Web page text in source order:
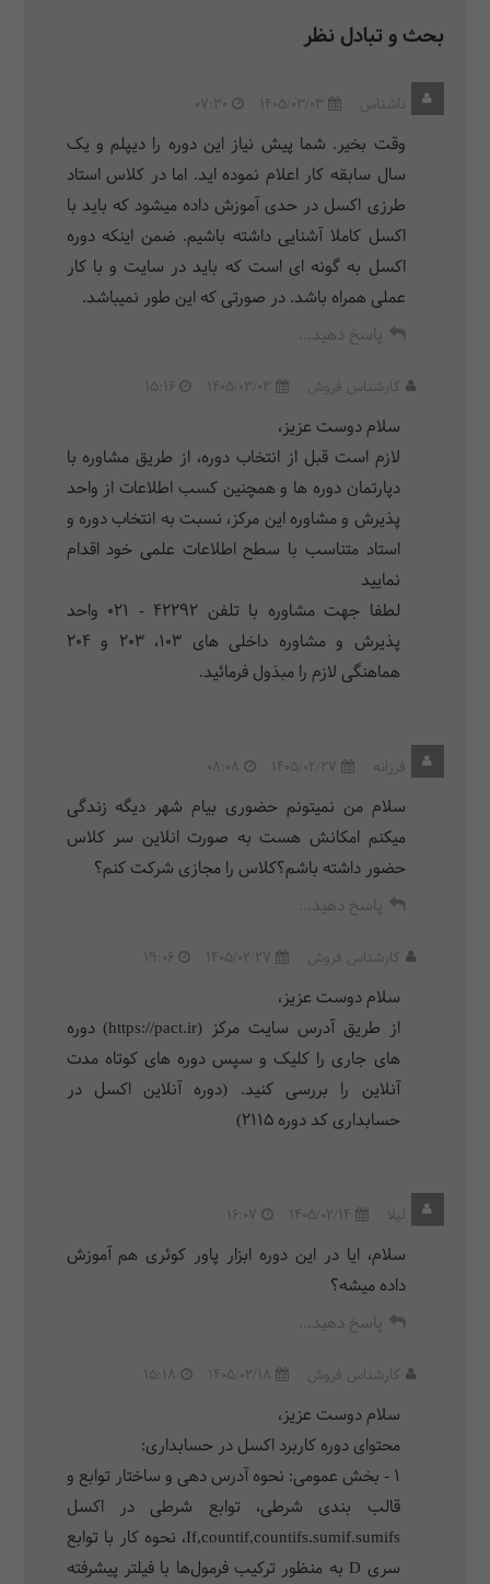
بحث و تبادل نظر
ناشناس 1405/03/03
07:30
وقت بخیر. شما پیش نیاز این دوره را دیپلم و یک
سال سابقه کار اعلام نموده اید. اما در کلاس استاد
طرزی اکسل در حدی آموزش داده میشود که باید با
اکسل کاملا آشنایی داشته باشیم. ضمن اینکه دوره
اکسل به گونه ای است که باید در سایت و با کار
عملی همراه باشد. در صورتی که این طور نمیباشد.
پاسخ دهید...
کارشناس فروش 1405/03/03
15:16
سلام دوست عزیز،
لازم است قبل از انتخاب دوره، از طریق مشاوره با
دپارتمان دوره ها و همچنین کسب اطلاعات از واحد
پذیرش و مشاوره این مرکز، نسبت به انتخاب دوره و
استاد متناسب با سطح اطلاعات علمی خود اقدام
نمایید
لطفا جهت مشاوره با تلفن ۴۲۲۹۲ - ۰۲۱ واحد
پذیرش و مشاوره داخلی های ۱۰۳، ۲۰۳ و ۲۰۴
هماهنگی لازم را مبذول فرمائید.
فرزانه 1405/02/27
08:08
سلام من نمیتونم حضوری بیام شهر دیگه زندگی
میکنم امکانش هست به صورت انلاین سر کلاس
حضور داشته باشم؟کلاس را مجازی شرکت کنم؟
پاسخ دهید...
کارشناس فروش 1405/02/27
19:06
سلام دوست عزیز،
از طریق آدرس سایت مرکز (https://pact.ir) دوره
های جاری را کلیک و سپس دوره های کوتاه مدت
آنلاین را بررسی کنید. (دوره آنلاین اکسل در
حسابداری کد دوره 2115)
لیلا 1405/02/14
16:07
سلام، ایا در این دوره ابزار پاور کوئری هم آموزش
داده میشه؟
پاسخ دهید...
کارشناس فروش 1405/02/18
15:18
سلام دوست عزیز،
محتوای دوره کاربرد اکسل در حسابداری:
1 - بخش عمومی: نحوه آدرس دهی و ساختار توابع و
قالب بندی شرطی، توابع شرطی در اکسل
If,countif,countifs.sumif.sumifs، نحوه کار با توابع
سری D به منظور ترکیب فرمول‌ها با فیلتر پیشرفته